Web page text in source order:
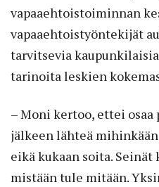
vapaaehtoistoiminnan
vapaaehtoistyöntekijät
tarvitsevia
tarinoita leskien
– Moni kertoo, ettei
jälkeen lähteä
eikä kukaan soita. Seinät
mistään tule mitään.